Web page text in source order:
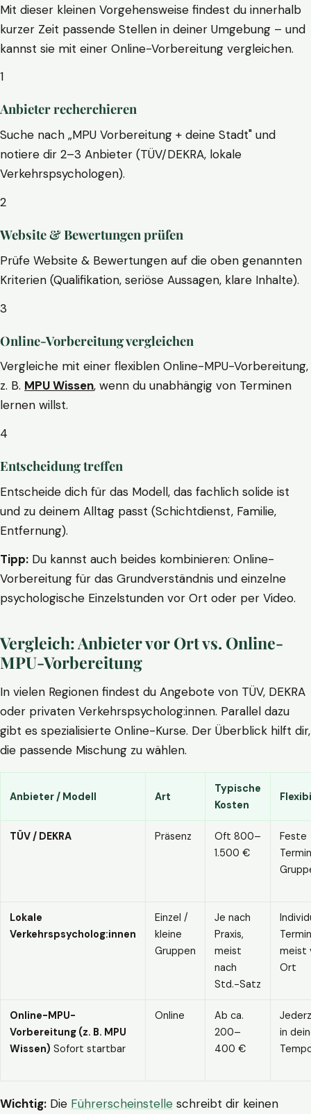
Mit dieser kleinen Vorgehensweise findest du innerhalb
kurzer Zeit passende Stellen in deiner Umgebung – und
kannst sie mit einer Online-Vorbereitung vergleichen.
1
Anbieter recherchieren
Suche nach „MPU Vorbereitung + deine Stadt" und
notiere dir 2–3 Anbieter (TÜV/DEKRA, lokale
Verkehrspsychologen).
2
Website & Bewertungen prüfen
Prüfe Website & Bewertungen auf die oben genannten
Kriterien (Qualifikation, seriöse Aussagen, klare Inhalte).
3
Online-Vorbereitung vergleichen
Vergleiche mit einer flexiblen Online-MPU-Vorbereitung,
z. B. MPU Wissen, wenn du unabhängig von Terminen
lernen willst.
4
Entscheidung treffen
Entscheide dich für das Modell, das fachlich solide ist
und zu deinem Alltag passt (Schichtdienst, Familie,
Entfernung).
Tipp: Du kannst auch beides kombinieren: Online-
Vorbereitung für das Grundverständnis und einzelne
psychologische Einzelstunden vor Ort oder per Video.
Vergleich: Anbieter vor Ort vs. Online-
MPU-Vorbereitung
In vielen Regionen findest du Angebote von TÜV, DEKRA
oder privaten Verkehrspsycholog:innen. Parallel dazu
gibt es spezialisierte Online-Kurse. Der Überblick hilft dir,
die passende Mischung zu wählen.
Anbieter / Modell Art
Typische
Kosten
TÜV / DEKRA Präsenz
Oft 800–
1.500 €
Feste
Lokale
Verkehrspsycholog:innen
Einzel /
kleine
Gruppen
Je nach
Praxis,
meist
nach
Std.-Satz
meist
Ort
Online-MPU-
Vorbereitung (z. B. MPU
Wissen) Sofort startbar
Online
Ab ca.
200–
400 €
in
Wichtig: Die Führerscheinstelle schreibt dir keinen